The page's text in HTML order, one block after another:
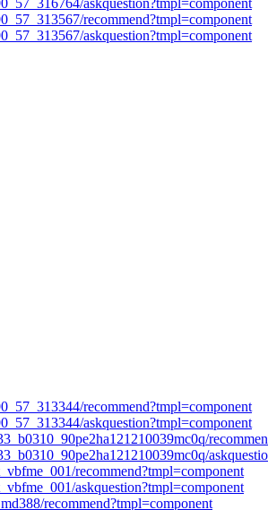
askquestion?tmpl=component
recommend?tmpl=component
askquestion?tmpl=component
recommend?tmpl=component
askquestion?tmpl=component
recommend?tmpl=component
askquestion?tmpl=component
recommend?tmpl=component